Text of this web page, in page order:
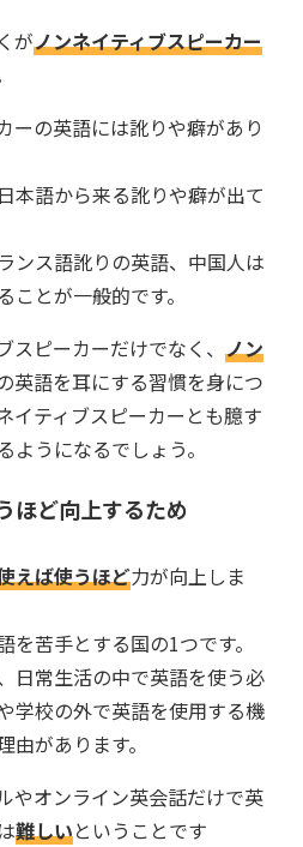
がノンネイティブスピーカー
ーの英語には訛りや癖があり
本語から来る訛りや癖が出て
ンス語訛りの英語、中国人は
とが一般的です。
ピーカーだけでなく、 ノン
英語を耳にする習慣を身につ
イティブスピーカーとも臆す
ようになるでしょう。
ほど向上するため
えば使うほど力が向上しま
を苦手とする国の1つです。
日常生活の中で英語を使う必
学校の外で英語を使用する機
があります。
やオンライン英会話だけで英
難しいということです